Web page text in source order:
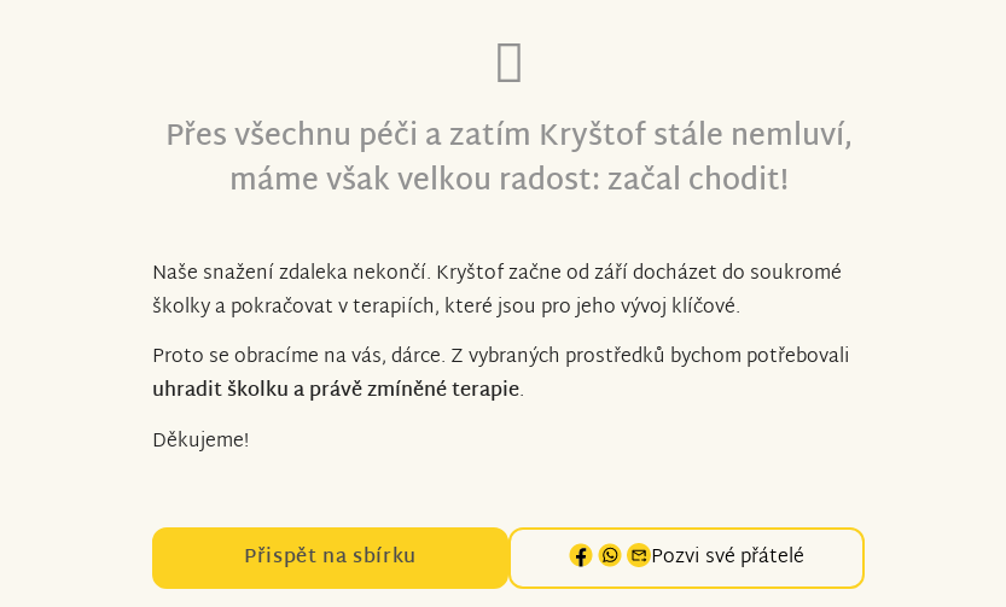
Přes všechnu péči a zatím Kryštof stále nemluví,
máme však velkou radost: začal chodit!
Naše snažení zdaleka nekončí. Kryštof začne od září docházet do soukromé
školky a pokračovat v terapiích, které jsou pro jeho vývoj klíčové.
Proto se obracíme na vás, dárce. Z vybraných prostředků bychom potřebovali
uhradit školku a právě zmíněné terapie.
Děkujeme!
Přispět na sbírku Pozvi své přátelé